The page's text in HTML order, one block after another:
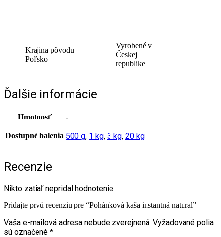
Krajina pôvodu
Poľsko
Vyrobené v
Českej
republike
Ďalšie informácie
Hmotnosť -
Dostupné balenia 500 g, 1 kg, 3 kg, 20 kg
Recenzie
Nikto zatiaľ nepridal hodnotenie.
Pridajte prvú recenziu pre “Pohánková kaša instantná natural”
Vaša e-mailová adresa nebude zverejnená. Vyžadované polia
sú označené *